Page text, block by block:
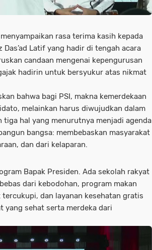
rasa terima kasih kepada
Latif yang hadir di tengah acara
candaan mengenai kepengurusan
hadirin untuk bersyukur atas nikmat
bahwa bagi PSI, makna kemerdekaan
melainkan harus diwujudkan dalam
tiga hal yang menurutnya menjadi agenda
bangsa: membebaskan masyarakat
dan dari kelaparan.
Bapak Presiden. Ada sekolah rakyat
dari kebodohan, program makan
dan layanan kesehatan gratis
yang sehat serta merdeka dari